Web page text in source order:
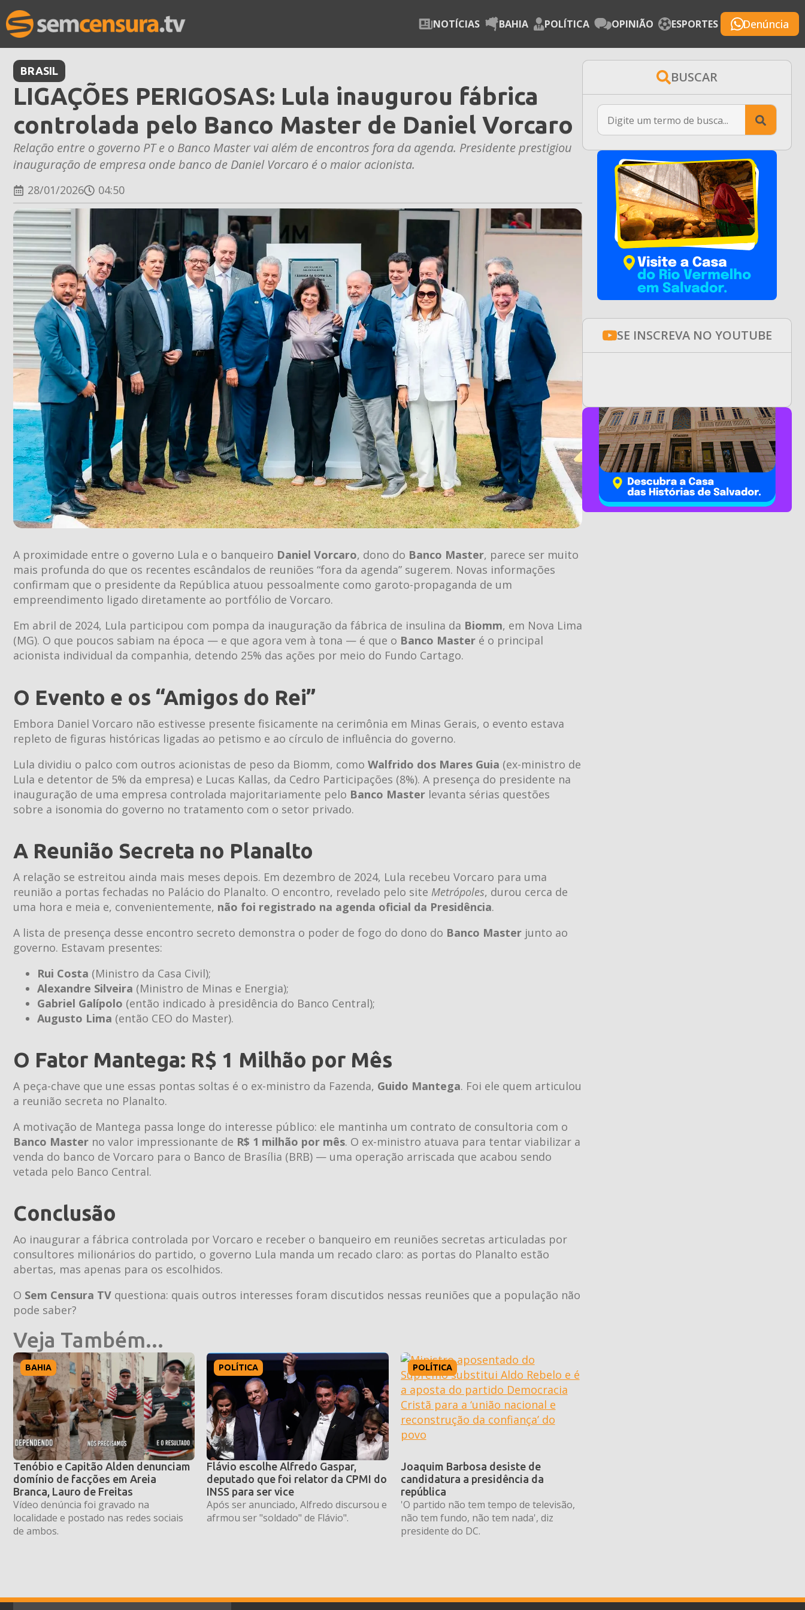
NOTÍCIAS BAHIA POLÍTICA OPINIÃO ESPORTES Denúncia
BRASIL
LIGAÇÕES PERIGOSAS: Lula inaugurou fábrica
controlada pelo Banco Master de Daniel Vorcaro
Relação entre o governo PT e o Banco Master vai além de encontros fora da agenda. Presidente prestigiou
inauguração de empresa onde banco de Daniel Vorcaro é o maior acionista.
28/01/2026 04:50
A proximidade entre o governo Lula e o banqueiro Daniel Vorcaro, dono do Banco Master, parece ser muito
mais profunda do que os recentes escândalos de reuniões “fora da agenda” sugerem. Novas informações
confirmam que o presidente da República atuou pessoalmente como garoto-propaganda de um
empreendimento ligado diretamente ao portfólio de Vorcaro.
Em abril de 2024, Lula participou com pompa da inauguração da fábrica de insulina da Biomm, em Nova Lima
(MG). O que poucos sabiam na época — e que agora vem à tona — é que o Banco Master é o principal
acionista individual da companhia, detendo 25% das ações por meio do Fundo Cartago.
O Evento e os “Amigos do Rei”
Embora Daniel Vorcaro não estivesse presente fisicamente na cerimônia em Minas Gerais, o evento estava
repleto de figuras históricas ligadas ao petismo e ao círculo de influência do governo.
Lula dividiu o palco com outros acionistas de peso da Biomm, como Walfrido dos Mares Guia (ex-ministro de
Lula e detentor de 5% da empresa) e Lucas Kallas, da Cedro Participações (8%). A presença do presidente na
inauguração de uma empresa controlada majoritariamente pelo Banco Master levanta sérias questões
sobre a isonomia do governo no tratamento com o setor privado.
A Reunião Secreta no Planalto
A relação se estreitou ainda mais meses depois. Em dezembro de 2024, Lula recebeu Vorcaro para uma
reunião a portas fechadas no Palácio do Planalto. O encontro, revelado pelo site Metrópoles, durou cerca de
uma hora e meia e, convenientemente, não foi registrado na agenda oficial da Presidência.
A lista de presença desse encontro secreto demonstra o poder de fogo do dono do Banco Master junto ao
governo. Estavam presentes:
Rui Costa (Ministro da Casa Civil);
Alexandre Silveira (Ministro de Minas e Energia);
Gabriel Galípolo (então indicado à presidência do Banco Central);
Augusto Lima (então CEO do Master).
O Fator Mantega: R$ 1 Milhão por Mês
A peça-chave que une essas pontas soltas é o ex-ministro da Fazenda, Guido Mantega. Foi ele quem articulou
a reunião secreta no Planalto.
A motivação de Mantega passa longe do interesse público: ele mantinha um contrato de consultoria com o
Banco Master no valor impressionante de R$ 1 milhão por mês. O ex-ministro atuava para tentar viabilizar a
venda do banco de Vorcaro para o Banco de Brasília (BRB) — uma operação arriscada que acabou sendo
vetada pelo Banco Central.
Conclusão
Ao inaugurar a fábrica controlada por Vorcaro e receber o banqueiro em reuniões secretas articuladas por
consultores milionários do partido, o governo Lula manda um recado claro: as portas do Planalto estão
abertas, mas apenas para os escolhidos.
O Sem Censura TV questiona: quais outros interesses foram discutidos nessas reuniões que a população não
pode saber?
Veja Também...
BAHIA
Tenóbio e Capitão Alden denunciam
domínio de facções em Areia
Branca, Lauro de Freitas
Vídeo denúncia foi gravado na
localidade e postado nas redes sociais
de ambos.
POLÍTICA
Flávio escolhe Alfredo Gaspar,
deputado que foi relator da CPMI do
INSS para ser vice
Após ser anunciado, Alfredo discursou e
afrmou ser "soldado" de Flávio".
POLÍTICA
Joaquim Barbosa desiste de
candidatura a presidência da
república
'O partido não tem tempo de televisão,
não tem fundo, não tem nada', diz
presidente do DC.
BUSCAR
for:
SE INSCREVA NO YOUTUBE